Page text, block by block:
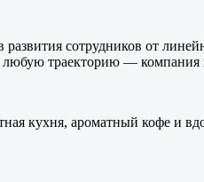
сотрудников от
любую траекторию — компания
кухня, ароматный кофе и